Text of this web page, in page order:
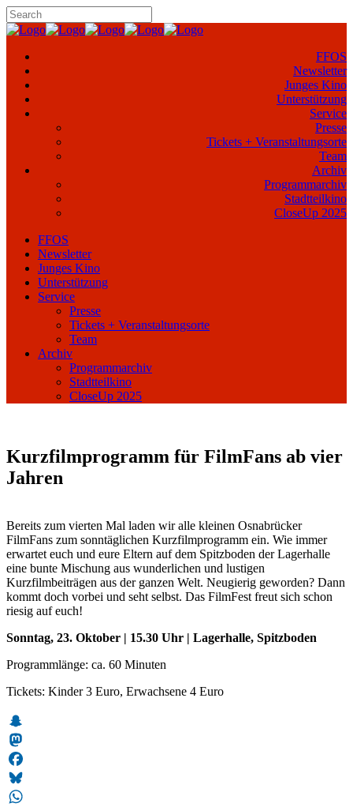
FFOS
Newsletter
Junges Kino
Unterstützung
Service
Presse
Tickets + Veranstaltungsorte
Team
Archiv
Programmarchiv
Stadtteilkino
CloseUp 2025
FFOS
Newsletter
Junges Kino
Unterstützung
Service
Presse
Tickets + Veranstaltungsorte
Team
Archiv
Programmarchiv
Stadtteilkino
CloseUp 2025
Kurzfilmprogramm für FilmFans ab vier
Jahren
Bereits zum vierten Mal laden wir alle kleinen Osnabrücker
FilmFans zum sonntäglichen Kurzfilmprogramm ein. Wie immer
erwartet euch und eure Eltern auf dem Spitzboden der Lagerhalle
eine bunte Mischung aus wunderlichen und lustigen
Kurzfilmbeiträgen aus der ganzen Welt. Neugierig geworden? Dann
kommt doch vorbei und seht selbst. Das FilmFest freut sich schon
riesig auf euch!
Sonntag, 23. Oktober | 15.30 Uhr | Lagerhalle, Spitzboden
Programmlänge: ca. 60 Minuten
Tickets: Kinder 3 Euro, Erwachsene 4 Euro
Snapchat
Mastodon
Facebook
Bluesky